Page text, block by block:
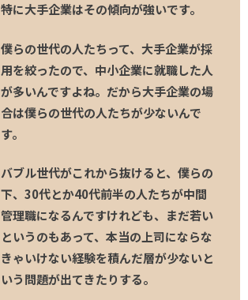
特に大手企業はその傾向が強いです。
僕らの世代の人たちって、大手企業が採
用を絞ったので、中小企業に就職した人
が多いんですよね。だから大手企業の場
合は僕らの世代の人たちが少ないんで
す。
バブル世代がこれから抜けると、僕らの
下、30代とか40代前半の人たちが中間
管理職になるんですけれども、まだ若い
というのもあって、本当の上司にならな
きゃいけない経験を積んだ層が少ないと
いう問題が出てきたりする。